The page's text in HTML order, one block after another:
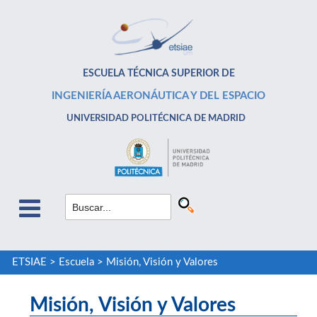
ESCUELA TÉCNICA SUPERIOR DE
INGENIERÍA AERONÁUTICA Y DEL ESPACIO
UNIVERSIDAD POLITÉCNICA DE MADRID
ETSIAE > Escuela> Misión, Visión y Valores
Misión, Visión y Valores